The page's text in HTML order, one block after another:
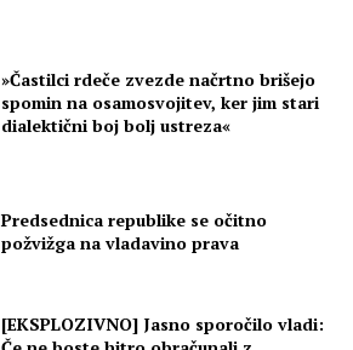
»Častilci rdeče zvezde načrtno brišejo
spomin na osamosvojitev, ker jim stari
dialektični boj bolj ustreza«
Predsednica republike se očitno
požvižga na vladavino prava
[EKSPLOZIVNO] Jasno sporočilo vladi: